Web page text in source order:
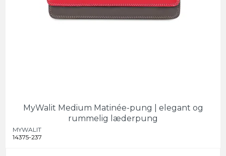
MyWalit Medium Matinée-pung | elegant og
rummelig læderpung
MYWALIT
14375-237